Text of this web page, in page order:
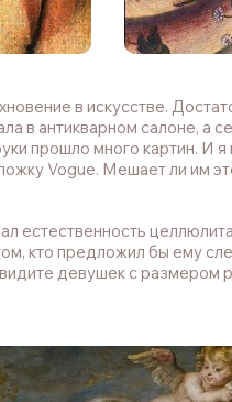
в искусстве.
в антикварном салоне, а
прошло много картин. И я
Vogue. Мешает ли им
естественность
кто предложил бы ему
девушек с